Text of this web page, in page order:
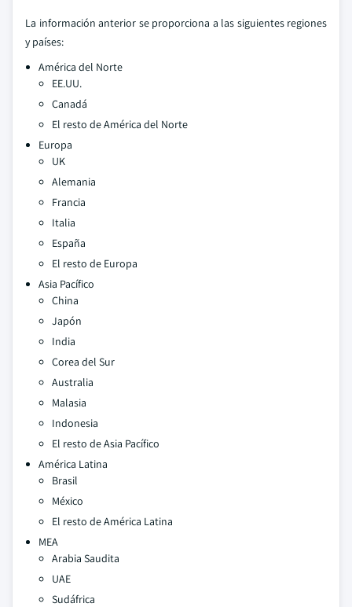
La información anterior se proporciona a las siguientes regiones
y países:
América del Norte
EE.UU.
Canadá
El resto de América del Norte
Europa
UK
Alemania
Francia
Italia
España
El resto de Europa
Asia Pacífico
China
Japón
India
Corea del Sur
Australia
Malasia
Indonesia
El resto de Asia Pacífico
América Latina
Brasil
México
El resto de América Latina
MEA
Arabia Saudita
UAE
Sudáfrica